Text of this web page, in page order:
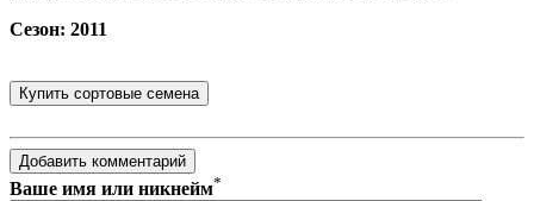
Сезон: 2011
Ваше имя или никнейм*